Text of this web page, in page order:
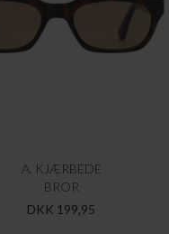
A. KJÆRBEDE
BROR
DKK 199,95